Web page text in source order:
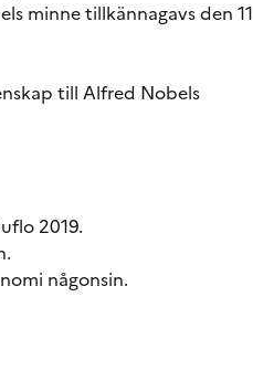
minnetillkännagavs den 11
till Alfred Nobels
2019.
någonsin.